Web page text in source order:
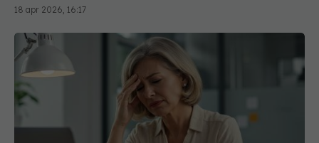
18 apr 2026, 16:17